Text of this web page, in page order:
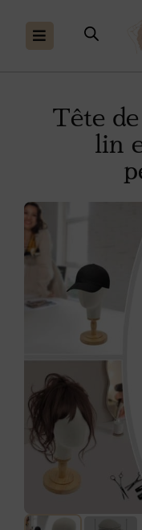
Tête
lin